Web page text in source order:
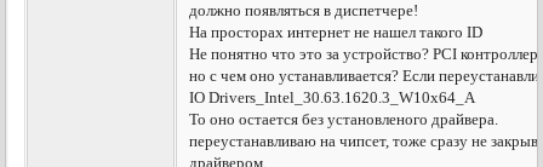
должно появляться в диспетчере!
На просторах интернет не нашел такого ID
Не понятно что это за устройство? PCI
но с чем оно устанавливается? Если
IO Drivers_Intel_30.63.1620.3_W10x64_A
То оно остается без установленого драйвера.
переустанавливаю на чипсет, тоже сразу не
драйвером.